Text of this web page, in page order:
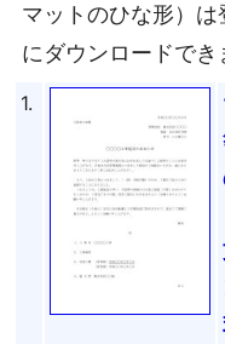
マットのひな形）
にダウンロードでき
1.